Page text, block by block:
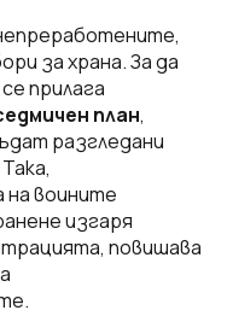
за храна. За да
прилага
план,
разгледани
воините
изгаря
повишава